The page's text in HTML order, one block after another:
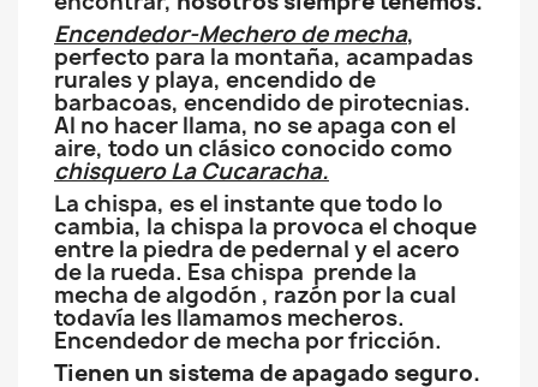
Encendedor-Mechero de mecha,
perfecto para la montaña, acampadas
rurales y playa, encendido de
barbacoas, encendido de pirotecnias.
Al no hacer llama, no se apaga con el
aire, todo un clásico conocido como
chisquero La Cucaracha.
La chispa, es el instante que todo lo
cambia, la chispa la provoca el choque
entre la piedra de pedernal y el acero
de la rueda. Esa chispa prende la
mecha de algodón , razón por la cual
todavía les llamamos mecheros.
Encendedor de mecha por fricción.
Tienen un sistema de apagado seguro.